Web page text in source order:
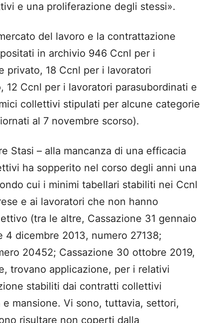
e una proliferazione degli stessi».
del lavoro e la contrattazione
in archivio 946 Ccnl per i
privato, 18 Ccnl per i lavoratori
Ccnl per i lavoratori parasubordinati e
collettivi stipulati per alcune categorie
al 7 novembre scorso).
Stasi – alla mancanza di una efficacia
ha sopperito nel corso degli anni una
cui i minimi tabellari stabiliti nei Ccnl
e ai lavoratori che non hanno
(tra le altre, Cassazione 31 gennaio
4 dicembre 2013, numero 27138;
20452; Cassazione 30 ottobre 2019,
trovano applicazione, per i relativi
stabiliti dai contratti collettivi
mansione. Vi sono, tuttavia, settori,
risultare non coperti dalla